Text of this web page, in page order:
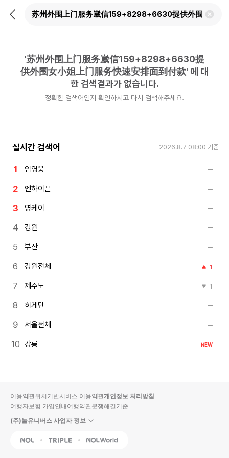
뒤
검
'苏州外围上门服务崴信159+8298+6630提
供外围女小姐上门服务快速安排面到付款' 에 대
한 검색결과가 없습니다.
정확한 검색어인지 확인하시고 다시 검색해주세요.
실시간 검색어 2026.8.7 08:00 기준
임영웅
엔하이픈
영케이
강원
부산
강원전체 1
제주도 1
히게단
서울전체
강릉 NEW
이용약관위치기반서비스 이용약관개인정보 처리방침
여행자보험 가입안내여행약관분쟁해결기준
(주)놀유니버스 사업자 정보
NOL Triple Interpark Global